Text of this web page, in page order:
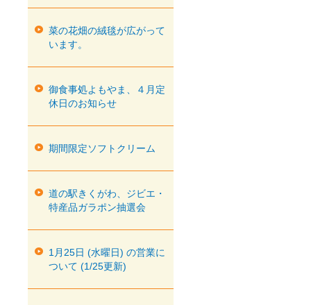
菜の花畑の絨毯が広がって
います。
御食事処よもやま、４月定
休日のお知らせ
期間限定ソフトクリーム
道の駅きくがわ、ジビエ・
特産品ガラポン抽選会
1月25日 (水曜日) の営業に
ついて (1/25更新)